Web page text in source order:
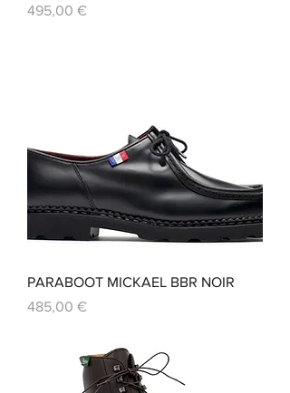
Prix
495,00 €
PARABOOT MICKAEL BBR NOIR
Prix
485,00 €